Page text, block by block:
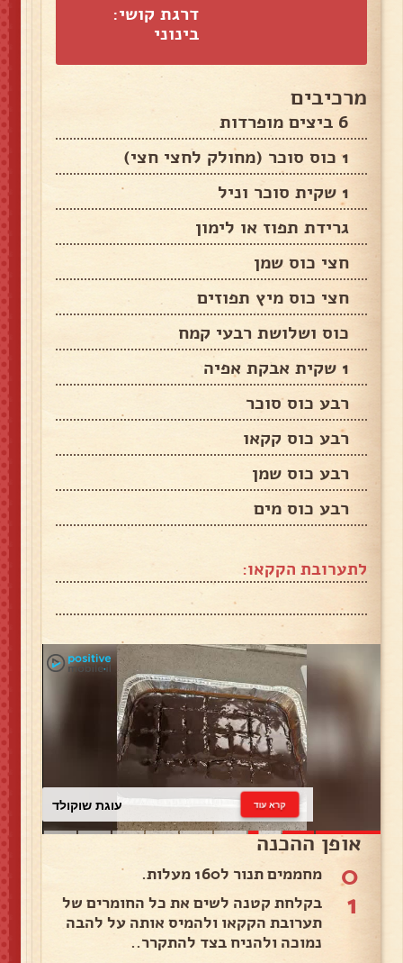
דרגת קושי:
בינוני
מרכיבים
6 ביצים מופרדות
1 כוס סוכר (מחולק לחצי חצי)
1 שקית סוכר וניל
גרידת תפוז או לימון
חצי כוס שמן
חצי כוס מיץ תפוזים
כוס ושלושת רבעי קמח
1 שקית אבקת אפיה
רבע כוס סוכר
רבע כוס קקאו
רבע כוס שמן
רבע כוס מים
לתערובת הקקאו:
עוגת שוקולד קרא עוד
אופן ההכנה
0 מחממים תנור ל160 מעלות.
1
בקלחת קטנה לשים את כל החומרים של
תערובת הקקאו ולהמיס אותה על להבה
נמוכה ולהניח בצד להתקרר..